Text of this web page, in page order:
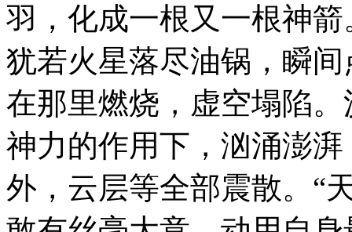
羽，化成一根又一根神
犹若火星落尽油锅，瞬
在那里燃烧，虚空塌陷
神力的作用下，汹涌澎
外，云层等全部震散。“